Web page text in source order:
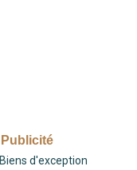
Publicité
Biens d'exception